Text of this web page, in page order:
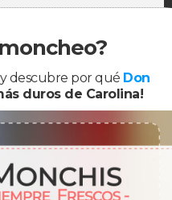
descubre por qué Don
duros de Carolina!